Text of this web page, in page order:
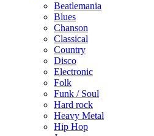
Beatlemania
Blues
Chanson
Classical
Country
Disco
Electronic
Folk
Funk / Soul
Hard rock
Heavy Metal
Hip Hop